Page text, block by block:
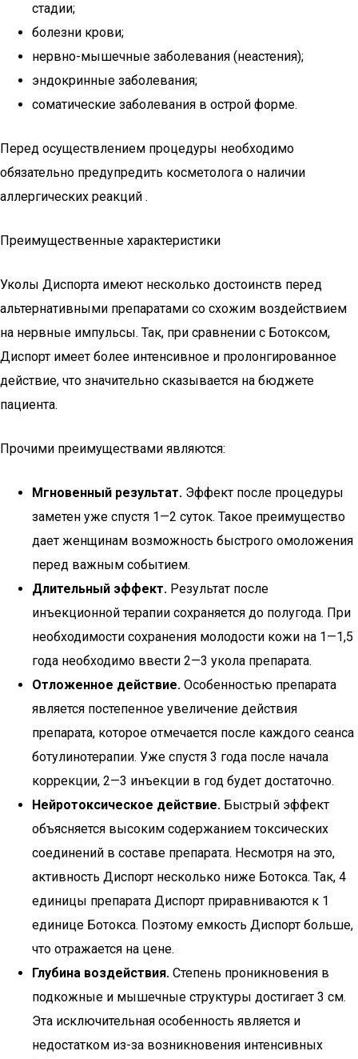
стадии;
болезни крови;
нервно-мышечные заболевания (неастения);
эндокринные заболевания;
соматические заболевания в острой форме.
Перед осуществлением процедуры необходимо
обязательно предупредить косметолога о наличии
аллергических реакций .
Преимущественные характеристики
Уколы Диспорта имеют несколько достоинств перед
альтернативными препаратами со схожим воздействием
на нервные импульсы. Так, при сравнении с Ботоксом,
Диспорт имеет более интенсивное и пролонгированное
действие, что значительно сказывается на бюджете
пациента.
Прочими преимуществами являются:
Мгновенный результат. Эффект после процедуры
заметен уже спустя 1—2 суток. Такое преимущество
дает женщинам возможность быстрого омоложения
перед важным событием.
Длительный эффект. Результат после
инъекционной терапии сохраняется до полугода. При
необходимости сохранения молодости кожи на 1—1,5
года необходимо ввести 2—3 укола препарата.
Отложенное действие. Особенностью препарата
является постепенное увеличение действия
препарата, которое отмечается после каждого сеанса
ботулинотерапии. Уже спустя 3 года после начала
коррекции, 2—3 инъекции в год будет достаточно.
Нейротоксическое действие. Быстрый эффект
объясняется высоким содержанием токсических
соединений в составе препарата. Несмотря на это,
активность Диспорт несколько ниже Ботокса. Так, 4
единицы препарата Диспорт приравниваются к 1
единице Ботокса. Поэтому емкость Диспорт больше,
что отражается на цене.
Глубина воздействия. Степень проникновения в
подкожные и мышечные структуры достигает 3 см.
Эта исключительная особенность является и
недостатком из-за возникновения интенсивных